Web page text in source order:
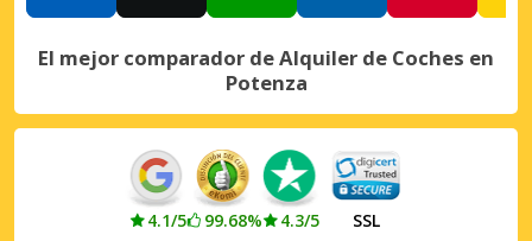
El mejor comparador de Alquiler de Coches en
Potenza
4.1/5 99.68% 4.3/5 SSL